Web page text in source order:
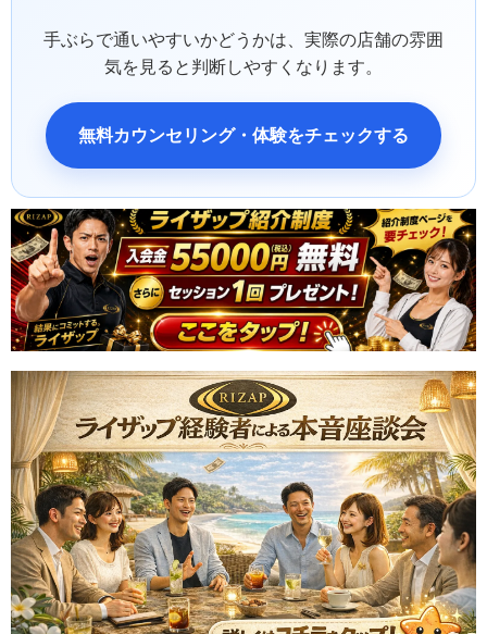
手ぶらで通いやすいかどうかは、実際の店舗の雰囲
気を見ると判断しやすくなります。
無料カウンセリング・体験をチェックする